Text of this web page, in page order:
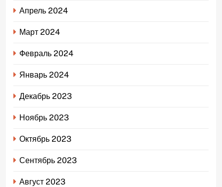
Апрель 2024
Март 2024
Февраль 2024
Январь 2024
Декабрь 2023
Ноябрь 2023
Октябрь 2023
Сентябрь 2023
Август 2023